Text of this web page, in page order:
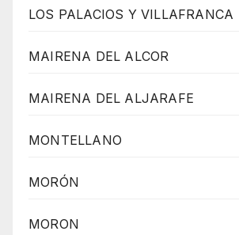
LOS PALACIOS Y VILLAFRANCA
MAIRENA DEL ALCOR
MAIRENA DEL ALJARAFE
MONTELLANO
MORÓN
MORON